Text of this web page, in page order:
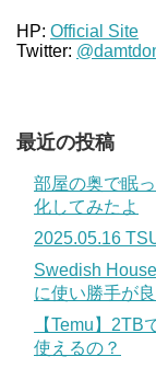
HP: Official Site
Twitter:
最近の投稿
部屋の奥で眠
化してみたよ
2025.05.16
Swedish
に使い勝手が
【Temu】
使えるの？